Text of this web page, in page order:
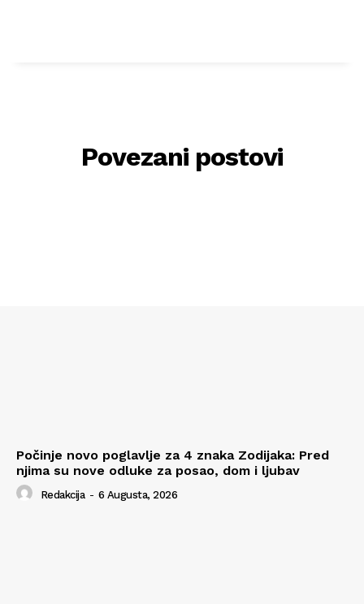
Povezani postovi
Počinje novo poglavlje za 4 znaka Zodijaka: Pred
njima su nove odluke za posao, dom i ljubav
Redakcija - 6 Augusta, 2026